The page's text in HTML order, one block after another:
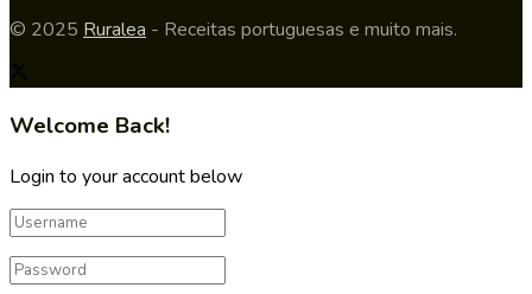
© 2025 Ruralea - Receitas portuguesas e muito mais.
Welcome Back!
Login to your account below